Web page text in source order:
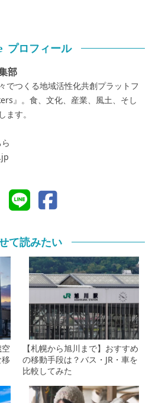
プロフィール
部
でつくる地域活性化共創プラットフ
』。食、文化、産業、風土、そし
ます。
て読みたい
【札幌から旭川まで】おすすめ
の移動手段は？バス・JR・車を
比較してみた